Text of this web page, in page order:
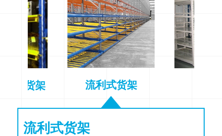
模具货架 流利式货架
流利式货架
轻型货架
电商货架
中型货架
重型货架
即时可调模具货架